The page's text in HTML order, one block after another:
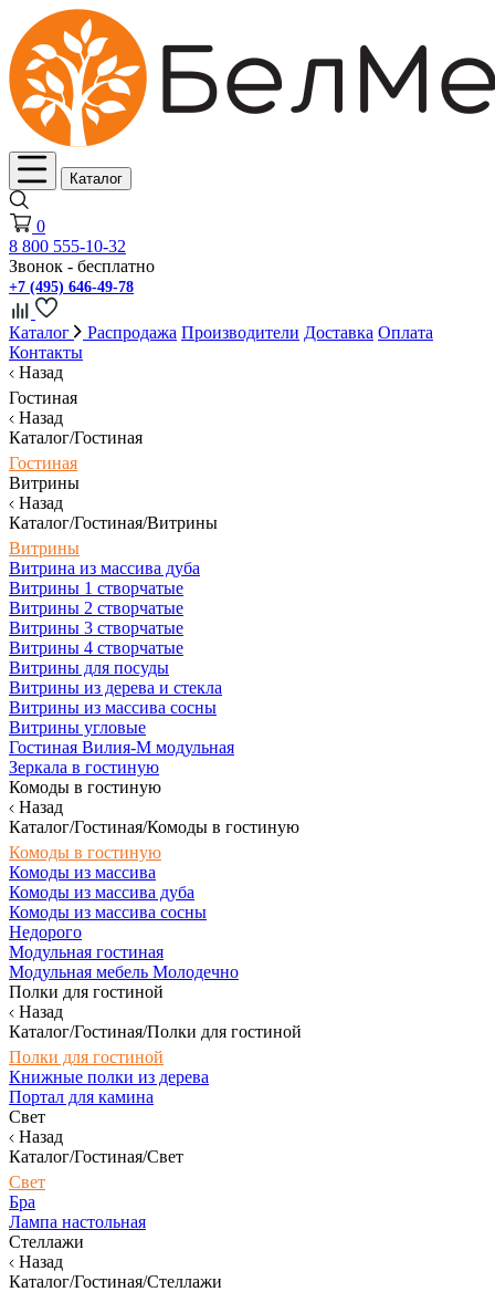
Каталог
0
8 800 555-10-32
Звонок - бесплатно
+7 (495) 646-49-78
Каталог Распродажа Производители Доставка Оплата
Контакты
Назад
Гостиная
Назад
Каталог/Гостиная
Гостиная
Витрины
Назад
Каталог/Гостиная/Витрины
Витрины
Витрина из массива дуба
Витрины 1 створчатые
Витрины 2 створчатые
Витрины 3 створчатые
Витрины 4 створчатые
Витрины для посуды
Витрины из дерева и стекла
Витрины из массива сосны
Витрины угловые
Гостиная Вилия-М модульная
Зеркала в гостиную
Комоды в гостиную
Назад
Каталог/Гостиная/Комоды в гостиную
Комоды в гостиную
Комоды из массива
Комоды из массива дуба
Комоды из массива сосны
Недорого
Модульная гостиная
Модульная мебель Молодечно
Полки для гостиной
Назад
Каталог/Гостиная/Полки для гостиной
Полки для гостиной
Книжные полки из дерева
Портал для камина
Свет
Назад
Каталог/Гостиная/Свет
Свет
Бра
Лампа настольная
Стеллажи
Назад
Каталог/Гостиная/Стеллажи